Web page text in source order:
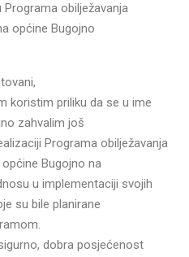
obilježavanja
općine Bugojno
koristim priliku da se u ime
zahvalim još
Programa obilježavanja
Bugojno na
u implementaciji svojih
su bile planirane
dobra posjećenost